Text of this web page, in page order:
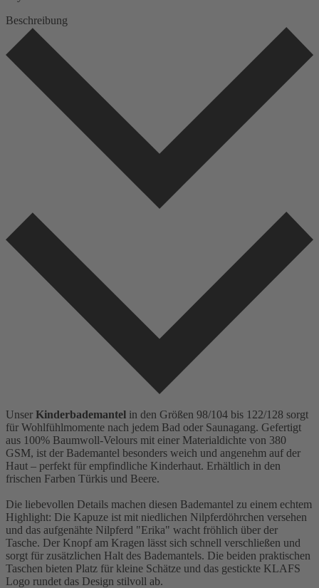
Beschreibung
Unser Kinderbademantel in den Größen 98/104 bis 122/128 sorgt
für Wohlfühlmomente nach jedem Bad oder Saunagang. Gefertigt
aus 100% Baumwoll-Velours mit einer Materialdichte von 380
GSM, ist der Bademantel besonders weich und angenehm auf der
Haut – perfekt für empfindliche Kinderhaut. Erhältlich in den
frischen Farben Türkis und Beere.
Die liebevollen Details machen diesen Bademantel zu einem echtem
Highlight: Die Kapuze ist mit niedlichen Nilpferdöhrchen versehen
und das aufgenähte Nilpferd "Erika" wacht fröhlich über der
Tasche. Der Knopf am Kragen lässt sich schnell verschließen und
sorgt für zusätzlichen Halt des Bademantels. Die beiden praktischen
Taschen bieten Platz für kleine Schätze und das gestickte KLAFS
Logo rundet das Design stilvoll ab.